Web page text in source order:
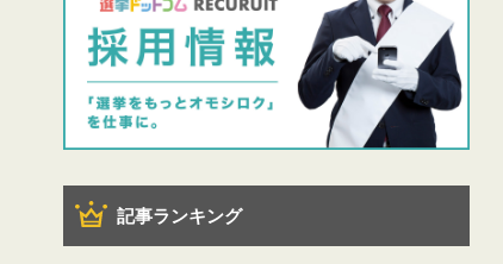
記事ランキング